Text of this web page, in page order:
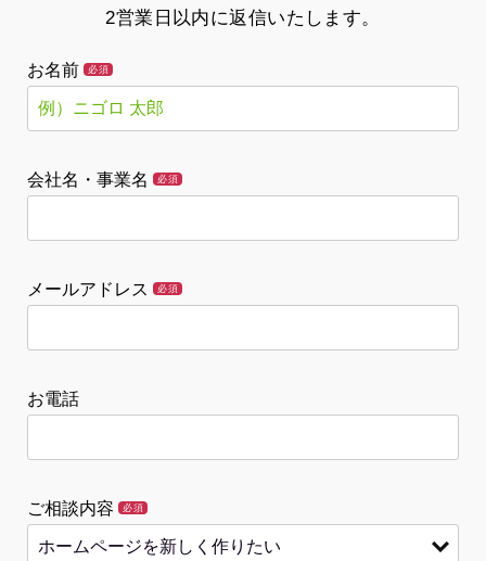
2営業日以内に返信いたします。
お名前 必須
会社名・事業名 必須
メールアドレス 必須
お電話
ご相談内容 必須